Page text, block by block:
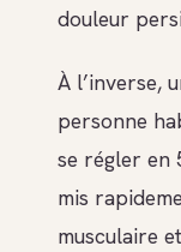
douleur
À l’inverse,
personne
se régler en
mis
musculaire